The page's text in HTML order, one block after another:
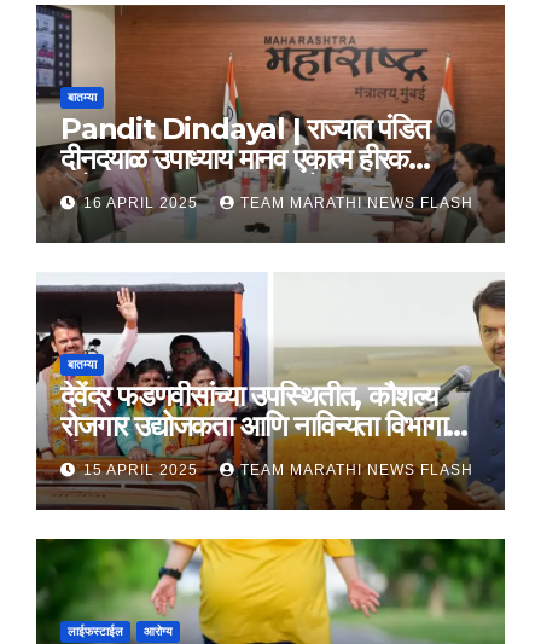
बातम्या
Pandit Dindayal | राज्यात पंडित
दीनदयाळ उपाध्याय मानव एकात्म हीरक
महोत्सव, 22-25 दरम्यान होणार साजरा
16 APRIL 2025 TEAM MARATHI NEWS FLASH
बातम्या
देवेंद्र फडणवीसांच्या उपस्थितीत, कौशल्य
रोजगार उद्योजकता आणि नाविन्यता विभागाचे
तीन सामंजस्य करार
15 APRIL 2025 TEAM MARATHI NEWS FLASH
लाईफस्टाईल आरोग्य